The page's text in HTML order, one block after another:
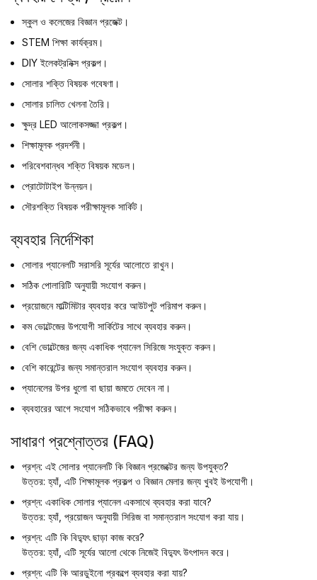
স্কুল ও কলেজের বিজ্ঞান প্রজেক্ট।
STEM শিক্ষা কার্যক্রম।
DIY ইলেকট্রনিক্স প্রকল্প।
সোলার শক্তি বিষয়ক গবেষণা।
সোলার চালিত খেলনা তৈরি।
ক্ষুদ্র LED আলোকসজ্জা প্রকল্প।
শিক্ষামূলক প্রদর্শনী।
পরিবেশবান্ধব শক্তি বিষয়ক মডেল।
প্রোটোটাইপ উন্নয়ন।
সৌরশক্তি বিষয়ক পরীক্ষামূলক সার্কিট।
ব্যবহার নির্দেশিকা
সোলার প্যানেলটি সরাসরি সূর্যের আলোতে রাখুন।
সঠিক পোলারিটি অনুযায়ী সংযোগ করুন।
প্রয়োজনে মাল্টিমিটার ব্যবহার করে আউটপুট পরিমাপ করুন।
কম ভোল্টেজের উপযোগী সার্কিটের সাথে ব্যবহার করুন।
বেশি ভোল্টেজের জন্য একাধিক প্যানেল সিরিজে সংযুক্ত করুন।
বেশি কারেন্টের জন্য সমান্তরাল সংযোগ ব্যবহার করুন।
প্যানেলের উপর ধুলো বা ছায়া জমতে দেবেন না।
ব্যবহারের আগে সংযোগ সঠিকভাবে পরীক্ষা করুন।
সাধারণ প্রশ্নোত্তর (FAQ)
প্রশ্ন: এই সোলার প্যানেলটি কি বিজ্ঞান প্রজেক্টের জন্য উপযুক্ত?
উত্তর: হ্যাঁ, এটি শিক্ষামূলক প্রকল্প ও বিজ্ঞান মেলার জন্য খুবই উপযোগী।
প্রশ্ন: একাধিক সোলার প্যানেল একসাথে ব্যবহার করা যাবে?
উত্তর: হ্যাঁ, প্রয়োজন অনুযায়ী সিরিজ বা সমান্তরাল সংযোগ করা যায়।
প্রশ্ন: এটি কি বিদ্যুৎ ছাড়া কাজ করে?
উত্তর: হ্যাঁ, এটি সূর্যের আলো থেকে নিজেই বিদ্যুৎ উৎপাদন করে।
প্রশ্ন: এটি কি আরডুইনো প্রকল্পে ব্যবহার করা যায়?